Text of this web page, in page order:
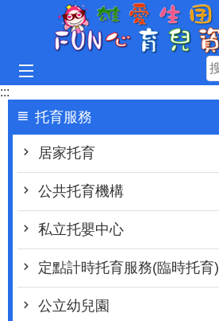
跳到主要內容區塊
:::
托育服務
居家托育
公共托育機構
私立托嬰中心
定點計時托育服務(臨時托育)
公立幼兒園